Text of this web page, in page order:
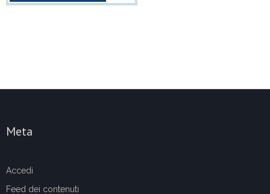
Meta
Accedi
Feed dei contenuti